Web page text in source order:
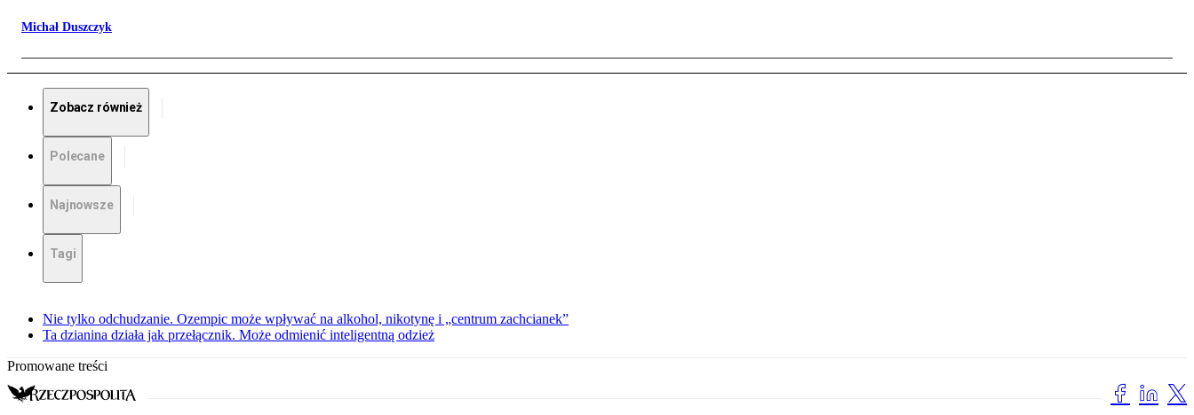
Michał Duszczyk
Zobacz również
Polecane
Najnowsze
Tagi
Nie tylko odchudzanie. Ozempic może wpływać na alkohol, nikotynę i „centrum zachcianek”
Ta dzianina działa jak przełącznik. Może odmienić inteligentną odzież
Promowane treści